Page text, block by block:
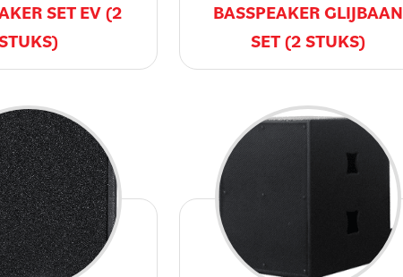
SET EV (2
BASSPEAKER GLIJBAAN
SET (2 STUKS)